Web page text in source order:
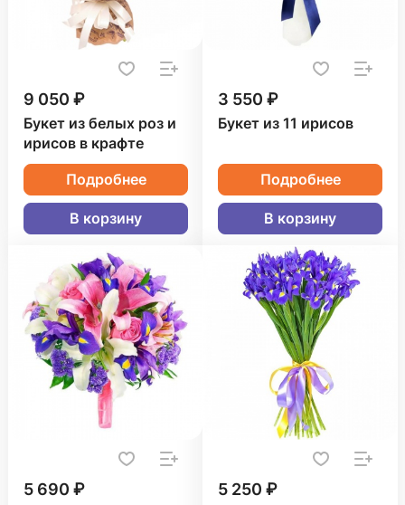
9 050 ₽
Букет из белых роз и
ирисов в крафте
Подробнее
В корзину
3 550 ₽
Букет из 11 ирисов
Подробнее
В корзину
5 690 ₽ 5 250 ₽